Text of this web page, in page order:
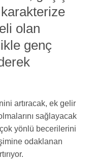
olan
genç
artıracak, ek gelir
sağlayacak
çok yönlü becerilerini
odaklanan